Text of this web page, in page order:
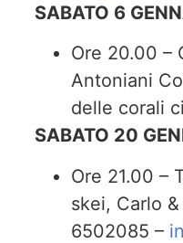
SABATO 6
Ore 20.00 –
Antoniani
delle corali
SABATO 20
Ore 21.00 –
skei, Carlo
6502085 –